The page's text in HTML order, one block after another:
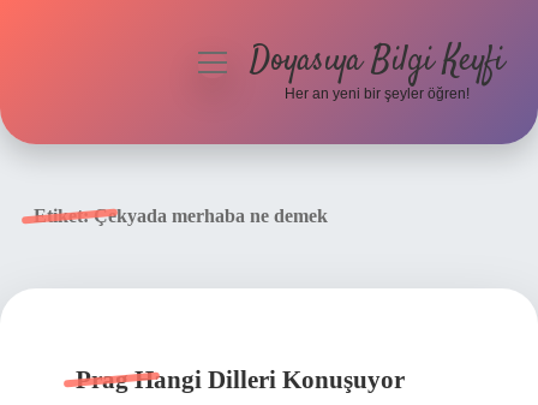
menüyüDoyasıya Bilgi Keyfi
Her an yeni bir şeyler öğren!
Etiket:Çekyada merhaba ne demek
Prag Hangi Dilleri Konuşuyor